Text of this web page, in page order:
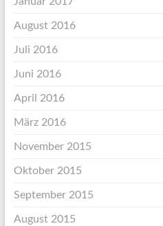
August 2016
Juli 2016
Juni 2016
April 2016
März 2016
November 2015
Oktober 2015
September 2015
August 2015